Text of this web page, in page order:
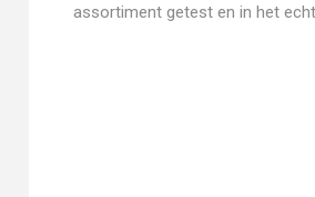
assortiment getest en in het